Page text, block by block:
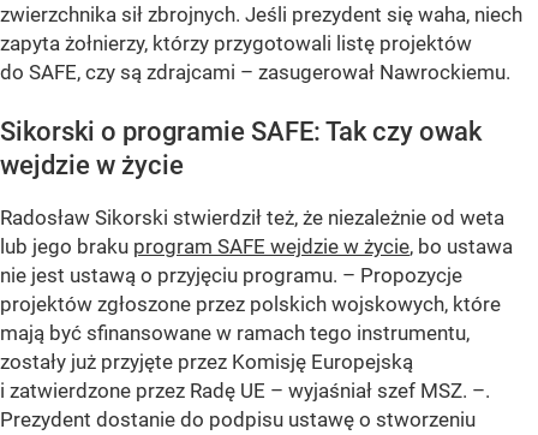
zwierzchnika sił zbrojnych. Jeśli prezydent się waha, niech
zapyta żołnierzy, którzy przygotowali listę projektów
do SAFE, czy są zdrajcami – zasugerował Nawrockiemu.
Sikorski o programie SAFE: Tak czy owak
wejdzie w życie
Radosław Sikorski stwierdził też, że niezależnie od weta
lub jego braku program SAFE wejdzie w życie, bo ustawa
nie jest ustawą o przyjęciu programu. – Propozycje
projektów zgłoszone przez polskich wojskowych, które
mają być sfinansowane w ramach tego instrumentu,
zostały już przyjęte przez Komisję Europejską
i zatwierdzone przez Radę UE – wyjaśniał szef MSZ. –.
Prezydent dostanie do podpisu ustawę o stworzeniu